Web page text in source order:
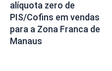
alíquota zero de
PIS/Cofins em vendas
para a Zona Franca de
Manaus